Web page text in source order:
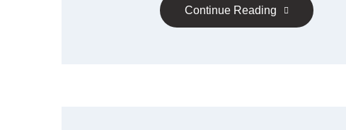
Continue Reading